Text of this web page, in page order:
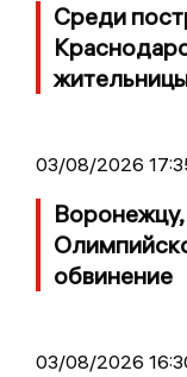
Среди
03/08/2026
обвинение
03/08/2026